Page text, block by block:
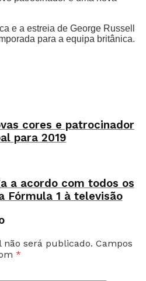
e a estreia de George Russell
para a equipa britânica.
cores e patrocinador
para 2019
a acordo com todos os
Fórmula 1 à televisão
não será publicado. Campos
*